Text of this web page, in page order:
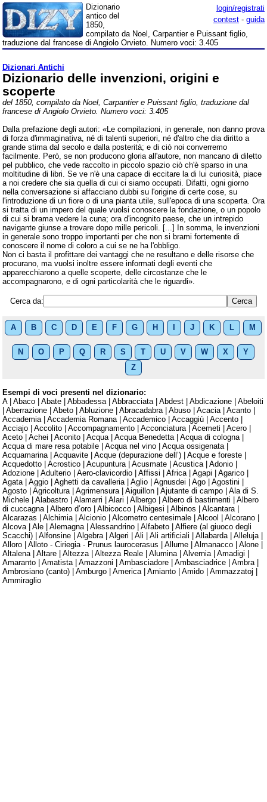
login/registrati
contest - guida
Dizionario
antico del
1850,
compilato da Noel, Carpantier e Puissant figlio,
traduzione dal francese di Angiolo Orvieto. Numero voci: 3.405
Dizionari Antichi
Dizionario delle invenzioni, origini e
scoperte
del 1850, compilato da Noel, Carpantier e Puissant figlio, traduzione dal
francese di Angiolo Orvieto. Numero voci: 3.405
Dalla prefazione degli autori: «Le compilazioni, in generale, non danno prova
di forza d'immaginativa, né di talenti superiori, né d'altro che dia diritto a
grande stima dal secolo e dalla posterità; e di ciò noi converremo
facilmente. Però, se non producono gloria all'autore, non mancano di diletto
pel pubblico, che vede raccolto in piccolo spazio ciò ch'è sparso in una
moltitudine di libri. Se ve n'è una capace di eccitare la di lui curiosità, piace
a noi credere che sia quella di cui ci siamo occupati. Difatti, ogni giorno
nella conversazione si affacciano dubbi su l'origine di certe cose, su
l'introduzione di un fiore o di una pianta utile, sull'epoca di una scoperta. Ora
si tratta di un impero del quale vuolsi conoscere la fondazione, o un popolo
di cui si brama vedere la cuna; ora d'incognito paese, che un intrepido
navigante giunse a trovare dopo mille pericoli. [...] In somma, le invenzioni
in generale sono troppo importanti per che non si brami fortemente di
conoscere il nome di coloro a cui se ne ha l'obbligo.
Non ci basta il profittare dei vantaggi che ne resultano e delle risorse che
procurano, ma vuolsi inoltre essere informati degli eventi che
apparecchiarono a quelle scoperte, delle circostanze che le
accompagnarono, e di ogni particolarità che le riguardi».
Cerca da:
A B C D E F G H I J K L M
N O P Q R S T U V W X
Y
Z
Esempi di voci presenti nel dizionario:
A | Abaco | Abate | Abbadessa | Abbracciata | Abdest | Abdicazione | Abeloiti
| Aberrazione | Abeto | Abluzione | Abracadabra | Abuso | Acacia | Acanto |
Accademia | Accademia Romana | Accademico | Accaggiù | Accento |
Acciajo | Accolito | Accompagnamento | Acconciatura | Acemeti | Acero |
Aceto | Achei | Aconito | Acqua | Acqua Benedetta | Acqua di cologna |
Acqua di mare resa potabile | Acqua nel vino | Acqua ossigenata |
Acquamarina | Acquavite | Acque (depurazione dell’) | Acque e foreste |
Acquedotto | Acrostico | Acupuntura | Acusmate | Acustica | Adonio |
Adozione | Adulterio | Aero-clavicordio | Affissi | Africa | Agapi | Agarico |
Agata | Aggio | Aghetti da cavalleria | Aglio | Agnusdei | Ago | Agostini |
Agosto | Agricoltura | Agrimensura | Aiguillon | Ajutante di campo | Ala di S.
Michele | Alabastro | Alamarri | Alari | Albergo | Albero di bastimenti | Albero
di cuccagna | Albero d’oro | Albicocco | Albigesi | Albinos | Alcantara |
Alcarazas | Alchimia | Alcionio | Alcometro centesimale | Alcool | Alcorano |
Alcova | Ale | Alemagna | Alessandrino | Alfabeto | Alfiere (al giuoco degli
Scacchi) | Alfonsine | Algebra | Algeri | Ali | Ali artificiali | Allabarda | Alleluja |
Alloro | Alloto - Ciriegia - Prunus laurocerasus | Allume | Almanacco | Alone |
Altalena | Altare | Altezza | Altezza Reale | Alumina | Alvernia | Amadigi |
Amaranto | Amatista | Amazzoni | Ambasciadore | Ambasciadrice | Ambra |
Ambrosiano (canto) | Amburgo | America | Amianto | Amido | Ammazzatoj |
Ammiraglio